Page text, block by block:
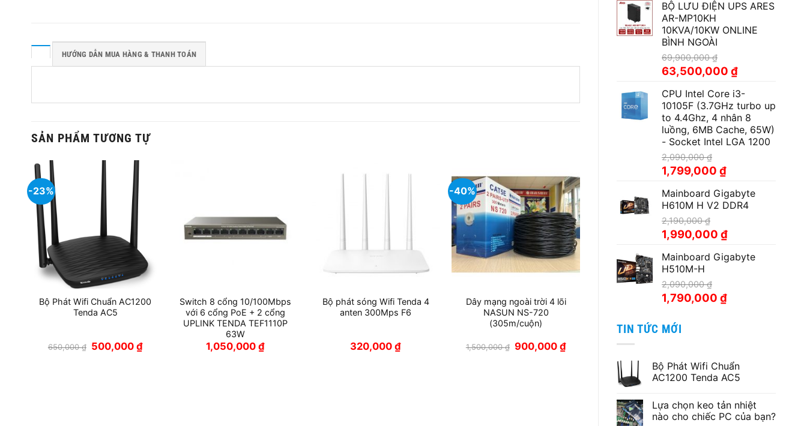
là:
65,000,000 ₫.
tại
62,900,000 ₫.
BỘ LƯU ĐIỆN UPS ARES
AR-MP10KH
10KVA/10KW ONLINE
BÌNH NGOÀI
69,900,000₫
Giá
gốc
là:
69,900,000 ₫.
63,500,000 ₫Giá
tại
là:
63,500,000 ₫.
CPU Intel Core i3-
10105F (3.7GHz turbo up
to 4.4Ghz, 4 nhân 8
luồng, 6MB Cache, 65W)
- Socket Intel LGA 1200
2,090,000₫
Giá
gốc
là:
2,090,000 ₫.
1,799,000 ₫Giá
tại
là:
Mainboard Gigabyte
H610M H V2 DDR4
2,190,000₫
Giá
gốc
là:
2,190,000 ₫.
1,990,000 ₫Giá
tại
Mainboard Gigabyte
H510M-H
2,090,000₫
Giá
gốc
2,090,000 ₫.
1,790,000 ₫Giá
TIN TỨC MỚI
Bộ Phát Wifi Chuẩn
AC1200 Tenda AC5
bình
luận
ở
Lựa chọn keo tản nhiệt
nào cho chiếc PC của bạn?
HƯỚNG DẪN MUA HÀNG & THANH TOÁN
SẢN PHẨM TƯƠNG TỰ
-23%
Bộ Phát Wifi Chuẩn AC1200
Tenda AC5
650,000₫ Giá
gốc
500,000 ₫Giá
hiện
Switch 8 cổng 10/100Mbps
với 6 cổng PoE + 2 cổng
UPLINK TENDA TEF1110P
63W
1,050,000₫
Bộ phát sóng Wifi Tenda 4
anten 300Mps F6
320,000₫
-40%
Dây mạng ngoài trời 4 lõi
NASUN NS-720
(305m/cuộn)
1,500,000₫ Giá
gốc
900,000 ₫Giá
hiện